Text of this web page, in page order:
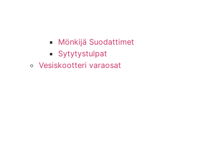
Mönkijä Suodattimet
Sytytystulpat
Vesiskootteri varaosat